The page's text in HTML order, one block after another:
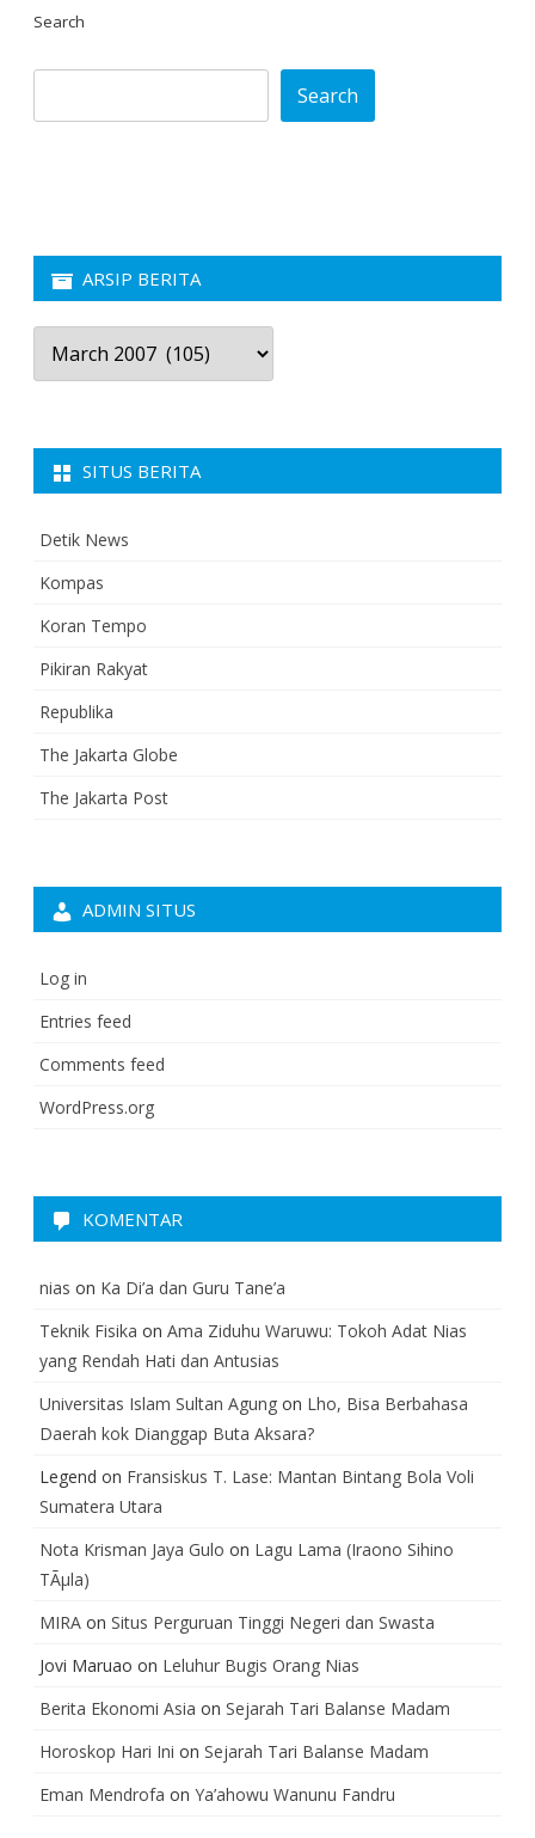
Search
Search
ARSIP BERITA
Arsip
Berita
SITUS BERITA
Detik News
Kompas
Koran Tempo
Pikiran Rakyat
Republika
The Jakarta Globe
The Jakarta Post
ADMIN SITUS
Log in
Entries feed
Comments feed
WordPress.org
KOMENTAR
nias on Ka Di’a dan Guru Tane’a
Teknik Fisika on Ama Ziduhu Waruwu: Tokoh Adat Nias
yang Rendah Hati dan Antusias
Universitas Islam Sultan Agung on Lho, Bisa Berbahasa
Daerah kok Dianggap Buta Aksara?
Legend on Fransiskus T. Lase: Mantan Bintang Bola Voli
Sumatera Utara
Nota Krisman Jaya Gulo on Lagu Lama (Iraono Sihino
TÃµla)
MIRA on Situs Perguruan Tinggi Negeri dan Swasta
Jovi Maruao on Leluhur Bugis Orang Nias
Berita Ekonomi Asia on Sejarah Tari Balanse Madam
Horoskop Hari Ini on Sejarah Tari Balanse Madam
Eman Mendrofa on Ya’ahowu Wanunu Fandru